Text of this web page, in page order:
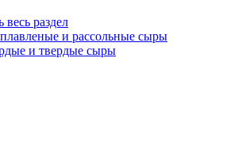
весь раздел
и рассольные сыры
и твердые сыры